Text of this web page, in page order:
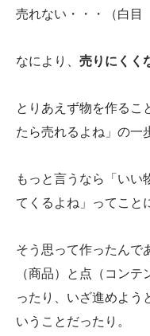
売れない・・・（白目
なにより、 売りにくく
とりあえず物を作るこ
たら売れるよね」の一
もっと言うなら「いい
てくるよね」ってこと
そう思って作ったんで
（商品）と点（コン
ったり、いざ進めよう
いうことだったり。